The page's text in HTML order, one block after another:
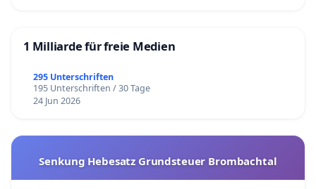
1 Milliarde für freie Medien
295 Unterschriften
195 Unterschriften / 30 Tage
24 Jun 2026
Senkung Hebesatz Grundsteuer Brombachtal